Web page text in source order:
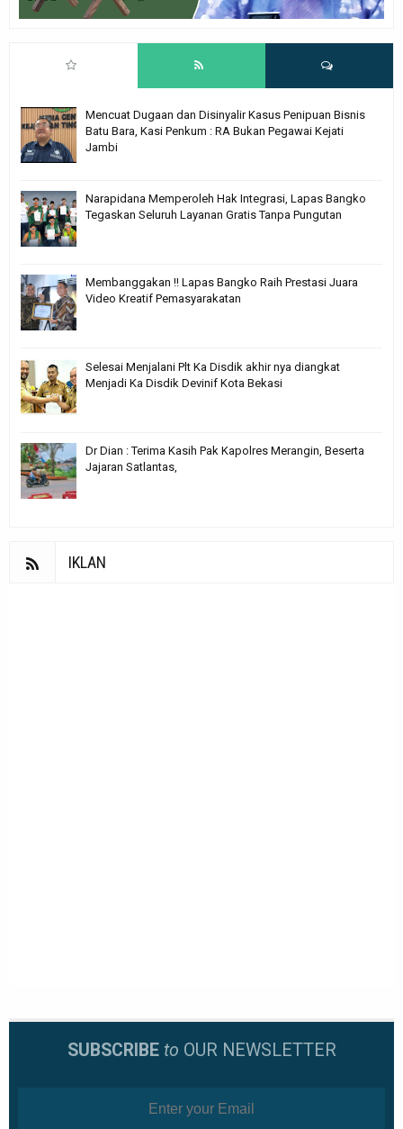
Mencuat Dugaan dan Disinyalir Kasus Penipuan Bisnis
Batu Bara, Kasi Penkum : RA Bukan Pegawai Kejati
Jambi
Narapidana Memperoleh Hak Integrasi, Lapas Bangko
Tegaskan Seluruh Layanan Gratis Tanpa Pungutan
Membanggakan !! Lapas Bangko Raih Prestasi Juara
Video Kreatif Pemasyarakatan
Selesai Menjalani Plt Ka Disdik akhir nya diangkat
Menjadi Ka Disdik Devinif Kota Bekasi
Dr Dian : Terima Kasih Pak Kapolres Merangin, Beserta
Jajaran Satlantas,
IKLAN
SUBSCRIBE to OUR NEWSLETTER